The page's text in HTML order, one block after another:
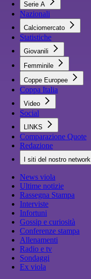
Serie A
Nazionali
Calciomercato
Statistiche
Giovanili
Femminile
Coppe Europee
Coppa Italia
Video
Social
LINKS
Comparazione Quote
Redazione
I siti del nostro network
News viola
Ultime notizie
Rassegna Stampa
Interviste
Infortuni
Gossip e curiosità
Conferenze stampa
Allenamenti
Radio e tv
Sondaggi
Ex viola